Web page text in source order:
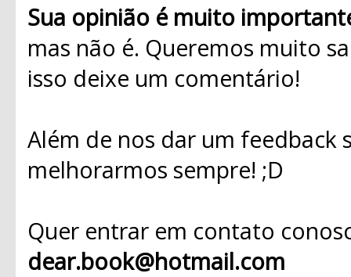
Sua opinião é muito
mas não é. Queremos muito
isso deixe um comentário!
Além de nos dar um
melhorarmos sempre! ;D
Quer entrar em contato
dear.book@hotmail.com